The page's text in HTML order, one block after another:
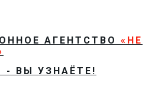
АГЕНТСТВО «НЕ
ВЫ УЗНАЁТЕ!